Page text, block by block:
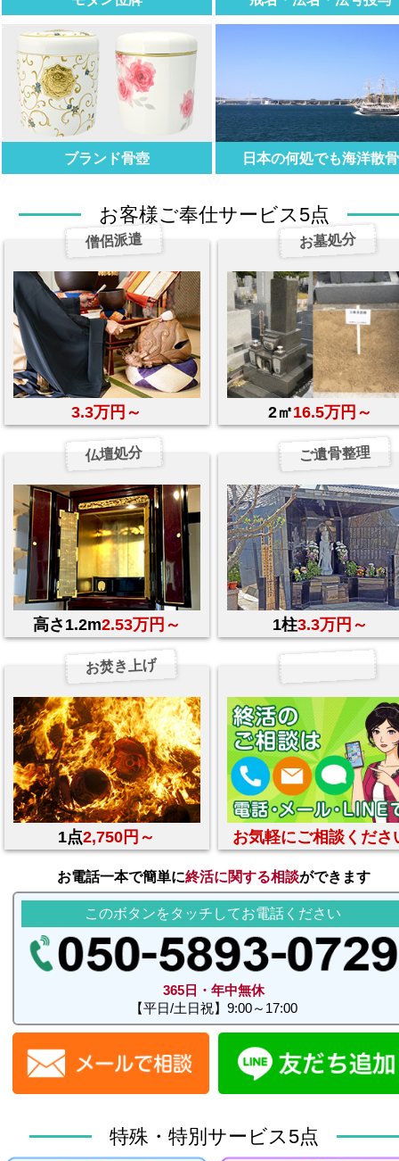
ブランド骨壺 日本の何処でも海洋散骨
お客様ご奉仕サービス5点
僧侶派遣
3.3万円～
お墓処分
2㎡16.5万円～
仏壇処分
高さ1.2m2.53万円～
ご遺骨整理
1柱3.3万円～
お焚き上げ
1点2,750円～ お気軽にご相談くださ
お電話一本で簡単に終活に関する相談ができます
このボタンをタッチしてお電話ください
365日・年中無休
【平日/土日祝】9:00～17:00
特殊・特別サービス5点